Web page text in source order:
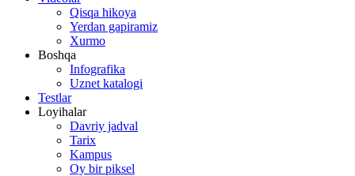
Qisqa hikoya
Yerdan gapiramiz
Xurmo
Boshqa
Infografika
Uznet katalogi
Testlar
Loyihalar
Davriy jadval
Tarix
Kampus
Oy bir piksel